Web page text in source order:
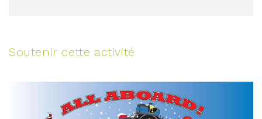
Soutenir cette activité